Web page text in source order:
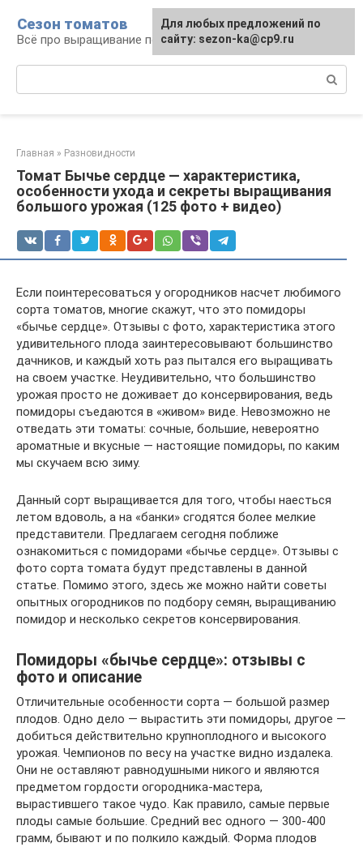
контенту
Сезон томатов
Всё про выращивание помидоров
Главная » Разновидности
Томат Бычье сердце — характеристика,
особенности ухода и секреты выращивания
большого урожая (125 фото + видео)
Если поинтересоваться у огородников насчет любимого
сорта томатов, многие скажут, что это помидоры
«бычье сердце». Отзывы с фото, характеристика этого
удивительного плода заинтересовывают большинство
дачников, и каждый хоть раз пытался его выращивать
на своем участке. Неудивительно, что большинство
урожая просто не доживает до консервирования, ведь
помидоры съедаются в «живом» виде. Невозможно не
отведать эти томаты: сочные, большие, невероятно
ароматные и вкусные — настоящие помидоры, по каким
мы скучаем всю зиму.
Данный сорт выращивается для того, чтобы наесться
летом вдоволь, а на «банки» сгодятся более мелкие
представители. Предлагаем сегодня поближе
ознакомиться с помидорами «бычье сердце». Отзывы с
фото сорта томата будут представлены в данной
статье. Помимо этого, здесь же можно найти советы
опытных огородников по подбору семян, выращиванию
помидор и несколько секретов консервирования.
Помидоры «бычье сердце»: отзывы с
фото и описание
Отличительные особенности сорта — большой размер
плодов. Одно дело — вырастить эти помидоры, другое —
добиться действительно крупноплодного и высокого
урожая. Чемпионов по весу на участке видно издалека.
Они не оставляют равнодушными никого и являются
предметом гордости огородника-мастера,
вырастившего такое чудо. Как правило, самые первые
плоды самые большие. Средний вес одного — 300-400
грамм, бывают и по полкило каждый. Форма плодов
Для любых предложений по
сайту: sezon-ka@cp9.ru